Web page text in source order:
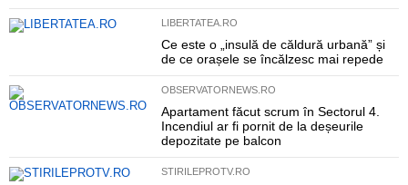
LIBERTATEA.RO
Ce este o „insulă de căldură urbană” și
de ce orașele se încălzesc mai repede
OBSERVATORNEWS.RO
Apartament făcut scrum în Sectorul 4.
Incendiul ar fi pornit de la deșeurile
depozitate pe balcon
STIRILEPROTV.RO